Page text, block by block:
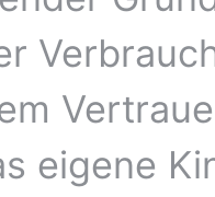
eigene